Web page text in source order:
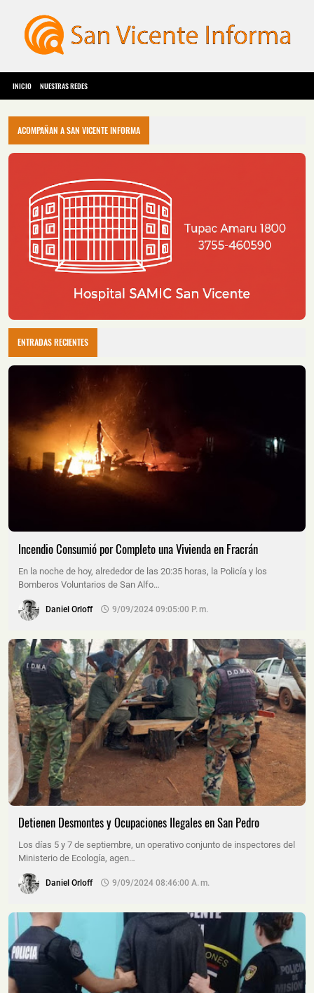
INICIO NUESTRAS REDES
ACOMPAÑAN A SAN VICENTE INFORMA
ENTRADAS RECIENTES
Incendio Consumió por Completo una Vivienda en Fracrán
En la noche de hoy, alrededor de las 20:35 horas, la Policía y los
Bomberos Voluntarios de San Alfo…
Daniel Orloff 9/09/2024 09:05:00 P. M.
Detienen Desmontes y Ocupaciones Ilegales en San Pedro
Los días 5 y 7 de septiembre, un operativo conjunto de inspectores del
Ministerio de Ecología, agen…
Daniel Orloff 9/09/2024 08:46:00 A. M.